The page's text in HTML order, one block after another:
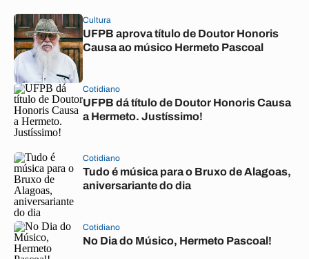
Cultura
UFPB aprova título de Doutor Honoris
Causa ao músico Hermeto Pascoal
Cotidiano
UFPB dá título de Doutor Honoris Causa
a Hermeto. Justíssimo!
Cotidiano
Tudo é música para o Bruxo de Alagoas,
aniversariante do dia
Cotidiano
No Dia do Músico, Hermeto Pascoal!